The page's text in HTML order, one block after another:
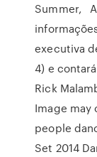
Summer,
executiva
4) e
Rick
Image may
people
Set 2014